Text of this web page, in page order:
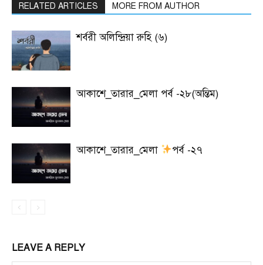
RELATED ARTICLES MORE FROM AUTHOR
শর্বরী অলিন্দ্রিয়া রুহি (৬)
আকাশে_তারার_মেলা পর্ব -২৮(অন্তিম)
আকাশে_তারার_মেলা পর্ব -২৭
LEAVE A REPLY